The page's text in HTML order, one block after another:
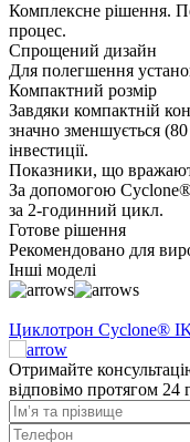
Комплексне рішення.
процес.
Спрощений дизайн
Для полегшення
Компактний розмір
Завдяки компактній
значно зменшується
інвестиції.
Показники, що
За допомогою
за 2-годинний цикл.
Готове рішення
Рекомендовано для
Інші моделі
Циклотрон Cyclone®
Отримайте
відповімо протягом 24